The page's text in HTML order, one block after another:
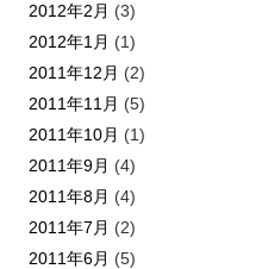
2012年2月 (3)
2012年1月 (1)
2011年12月 (2)
2011年11月 (5)
2011年10月 (1)
2011年9月 (4)
2011年8月 (4)
2011年7月 (2)
2011年6月 (5)